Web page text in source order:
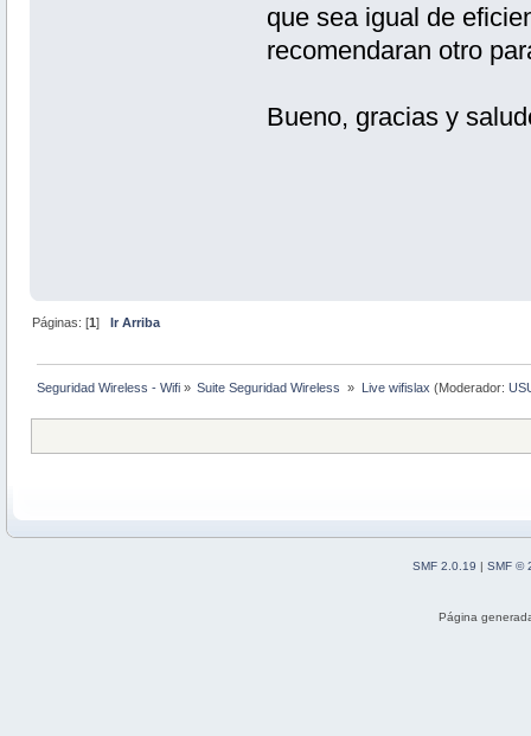
que sea igual de
recomendaran otro
Bueno, gracias y
Páginas: [1]Ir Arriba
Seguridad Wireless - Wifi » Suite Seguridad Wireless » Live wifislax (Moderador:
SMF 2.0.19 | SMF ©
Página